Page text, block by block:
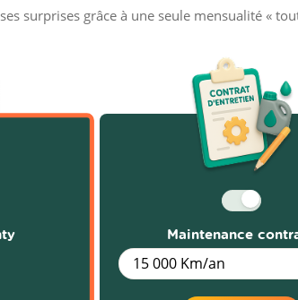
surprises grâce à une seule mensualité «
Maintenance